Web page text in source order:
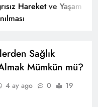
Hareket ve Yaşam
Sağlık
Mümkün mü?
4 ay ago 0
19